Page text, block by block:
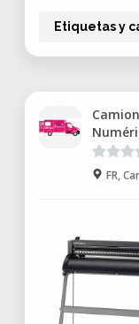
Etiquetas y
Camion
FR,